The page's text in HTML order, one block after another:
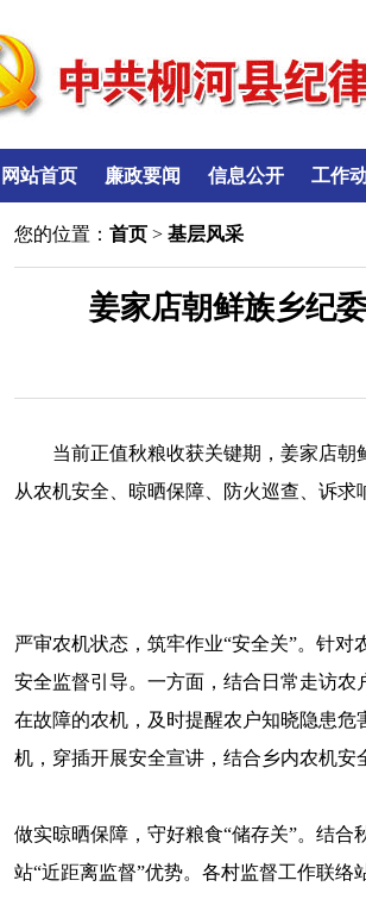
网站首页 廉政要闻 信息公开 工作
您的位置：首页 >基层风采
姜家店朝鲜族乡纪
当前正值秋粮收获关键期，姜家店朝
从农机安全、晾晒保障、防火巡查、诉
严审农机状态，筑牢作业“安全关”。针
安全监督引导。一方面，结合日常走访
在故障的农机，及时提醒农户知晓隐患
机，穿插开展安全宣讲，结合乡内农机安
做实晾晒保障，守好粮食“储存关”。结
站“近距离监督”优势。各村监督工作联